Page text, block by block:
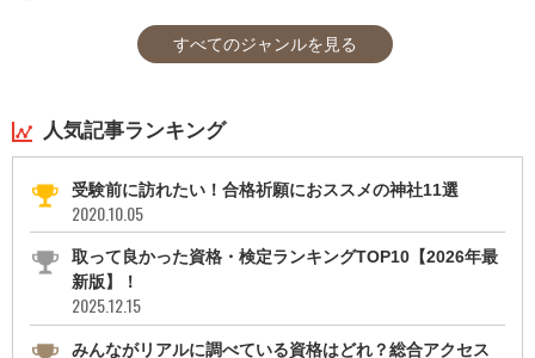
すべてのジャンルを見る
人気記事ランキング
受験前に訪れたい！合格祈願におススメの神社11選
2020.10.05
取って良かった資格・検定ランキングTOP10【2026年最
新版】！
2025.12.15
みんながリアルに調べている資格はどれ？総合アクセス